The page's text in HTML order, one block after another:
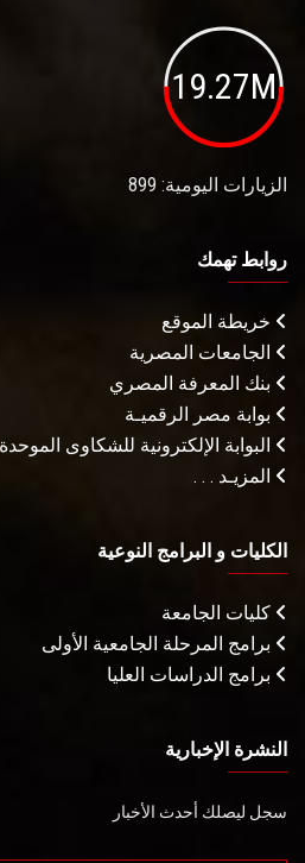
19.27M
الزيارات اليومية: 899
روابط تهمك
خريطة الموقع
الجامعات المصرية
بنك المعرفة المصري
بوابة مصر الرقميـة
البوابة الإلكترونية للشكاوى الموحدة
المزيـد . . .
الكليات و البرامج النوعية
كليات الجامعة
برامج المرحلة الجامعية الأولى
برامج الدراسات العليا
النشرة الإخبارية
سجل ليصلك أحدث الأخبار